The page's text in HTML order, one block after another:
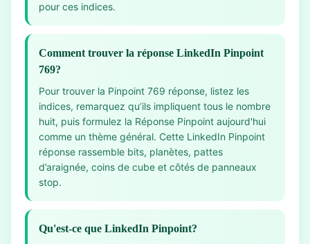
pour ces indices.
Comment trouver la réponse LinkedIn Pinpoint
769?
Pour trouver la Pinpoint 769 réponse, listez les
indices, remarquez qu’ils impliquent tous le nombre
huit, puis formulez la Réponse Pinpoint aujourd'hui
comme un thème général. Cette LinkedIn Pinpoint
réponse rassemble bits, planètes, pattes
d’araignée, coins de cube et côtés de panneaux
stop.
Qu'est-ce que LinkedIn Pinpoint?